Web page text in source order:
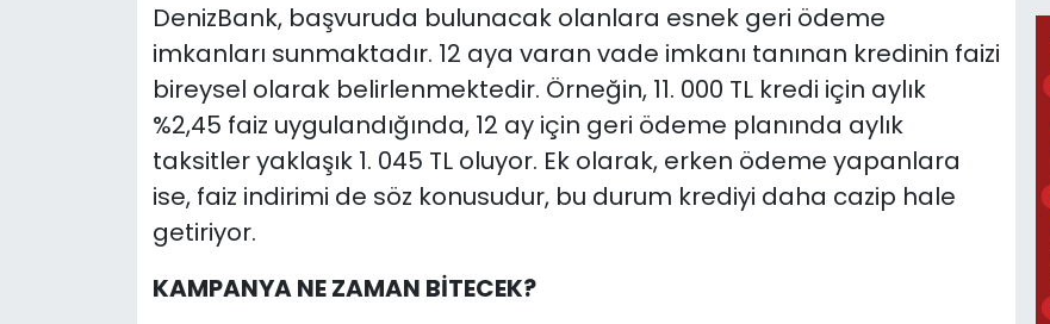
DenizBank, başvuruda bulunacak olanlara esnek geri ödeme
imkanları sunmaktadır. 12 aya varan vade imkanı tanınan kredinin faizi
bireysel olarak belirlenmektedir. Örneğin, 11. 000 TL kredi için aylık
%2,45 faiz uygulandığında, 12 ay için geri ödeme planında aylık
taksitler yaklaşık 1. 045 TL oluyor. Ek olarak, erken ödeme yapanlara
ise, faiz indirimi de söz konusudur, bu durum krediyi daha cazip hale
getiriyor.
KAMPANYA NE ZAMAN BİTECEK?